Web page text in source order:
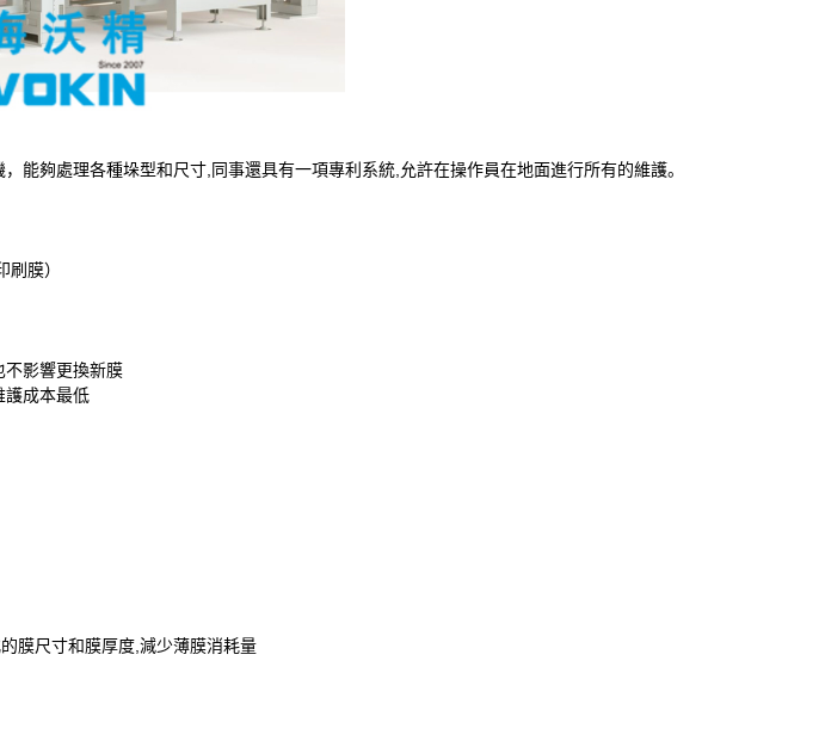
能夠處理各種垛型和尺寸,同事還具有一項專利系統,允許在操作員在地面進行所有的維護。
膜）
影響更換新膜
護成本最低
膜尺寸和膜厚度,減少薄膜消耗量